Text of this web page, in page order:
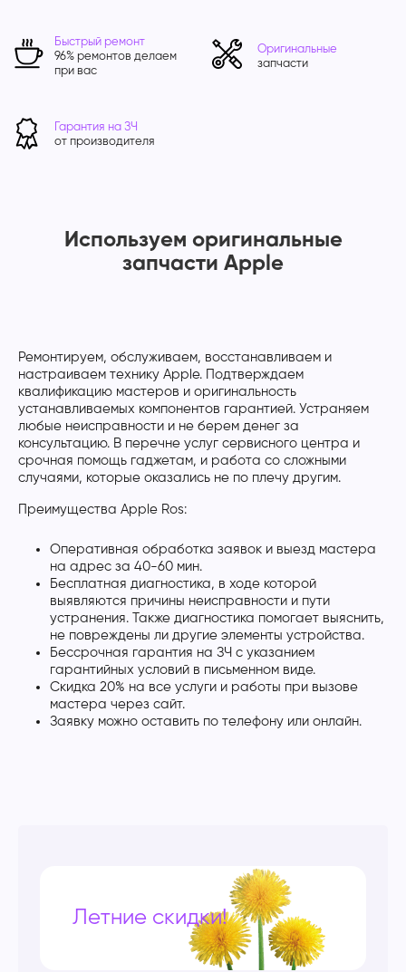
Быстрый ремонт
96% ремонтов делаем
при вас
Оригинальные
запчасти
Гарантия на ЗЧ
от производителя
Используем оригинальные
запчасти Apple
Ремонтируем, обслуживаем, восстанавливаем и
настраиваем технику Apple. Подтверждаем
квалификацию мастеров и оригинальность
устанавливаемых компонентов гарантией. Устраняем
любые неисправности и не берем денег за
консультацию. В перечне услуг сервисного центра и
срочная помощь гаджетам, и работа со сложными
случаями, которые оказались не по плечу другим.
Преимущества Apple Ros:
Оперативная обработка заявок и выезд мастера
на адрес за 40-60 мин.
Бесплатная диагностика, в ходе которой
выявляются причины неисправности и пути
устранения. Также диагностика помогает выяснить,
не повреждены ли другие элементы устройства.
Бессрочная гарантия на ЗЧ с указанием
гарантийных условий в письменном виде.
Скидка 20% на все услуги и работы при вызове
мастера через сайт.
Заявку можно оставить по телефону или онлайн.
Летние скидки!